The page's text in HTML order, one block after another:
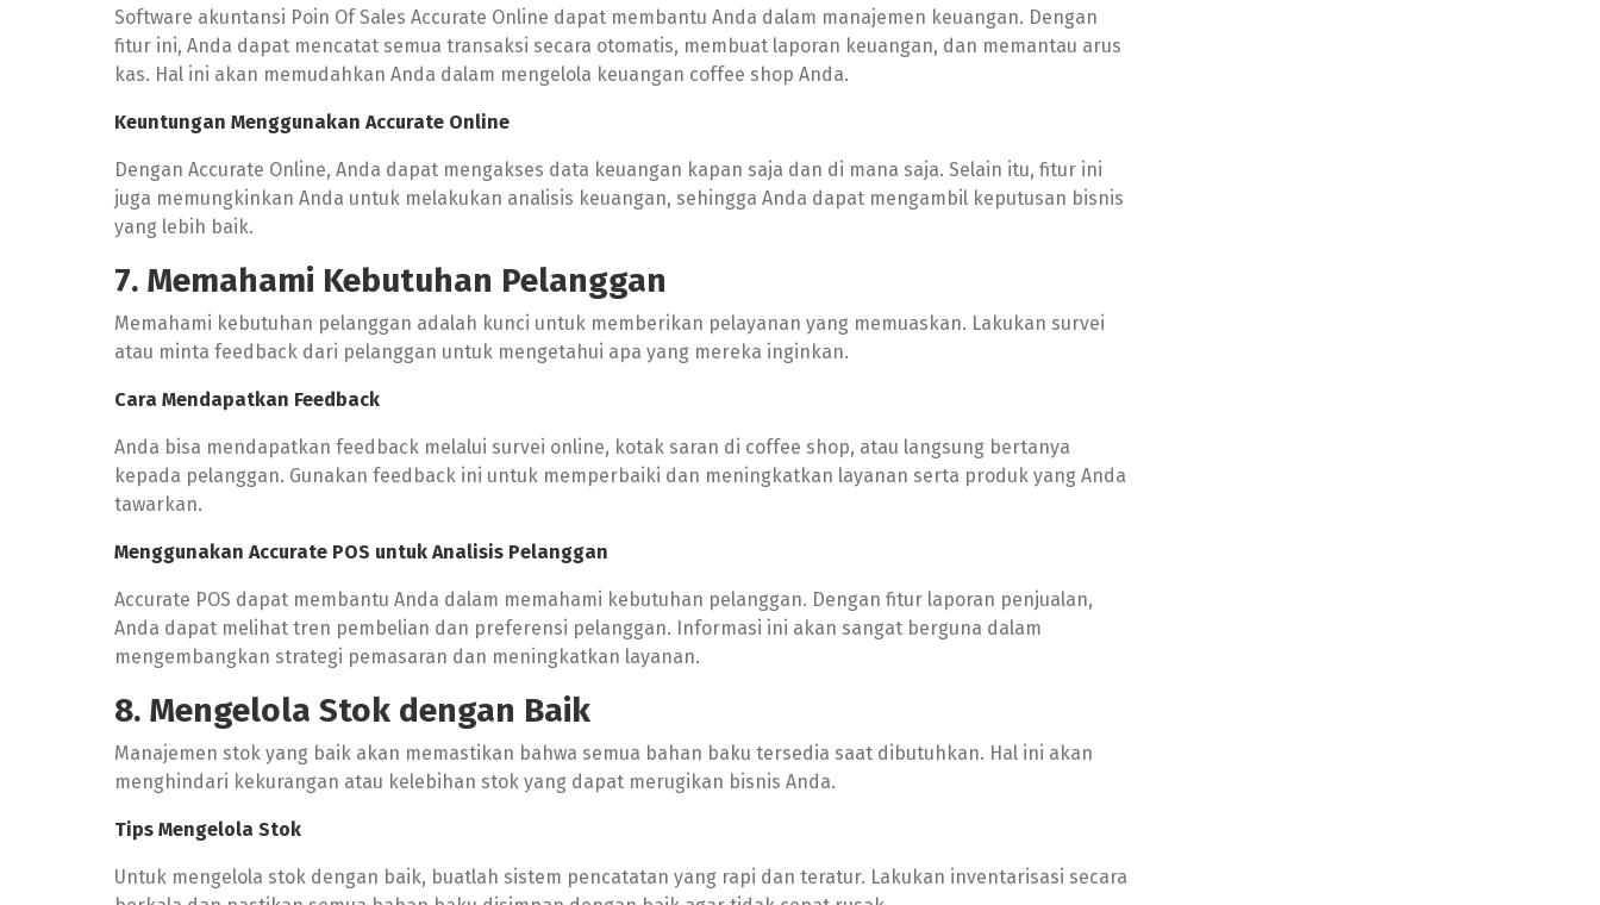
Software akuntansi Poin Of Sales Accurate Online dapat membantu Anda dalam manajemen keuangan. Dengan
fitur ini, Anda dapat mencatat semua transaksi secara otomatis, membuat laporan keuangan, dan memantau arus
kas. Hal ini akan memudahkan Anda dalam mengelola keuangan coffee shop Anda.
Keuntungan Menggunakan Accurate Online
Dengan Accurate Online, Anda dapat mengakses data keuangan kapan saja dan di mana saja. Selain itu, fitur ini
juga memungkinkan Anda untuk melakukan analisis keuangan, sehingga Anda dapat mengambil keputusan bisnis
yang lebih baik.
7. Memahami Kebutuhan Pelanggan
Memahami kebutuhan pelanggan adalah kunci untuk memberikan pelayanan yang memuaskan. Lakukan survei
atau minta feedback dari pelanggan untuk mengetahui apa yang mereka inginkan.
Cara Mendapatkan Feedback
Anda bisa mendapatkan feedback melalui survei online, kotak saran di coffee shop, atau langsung bertanya
kepada pelanggan. Gunakan feedback ini untuk memperbaiki dan meningkatkan layanan serta produk yang Anda
tawarkan.
Menggunakan Accurate POS untuk Analisis Pelanggan
Accurate POS dapat membantu Anda dalam memahami kebutuhan pelanggan. Dengan fitur laporan penjualan,
Anda dapat melihat tren pembelian dan preferensi pelanggan. Informasi ini akan sangat berguna dalam
mengembangkan strategi pemasaran dan meningkatkan layanan.
8. Mengelola Stok dengan Baik
Manajemen stok yang baik akan memastikan bahwa semua bahan baku tersedia saat dibutuhkan. Hal ini akan
menghindari kekurangan atau kelebihan stok yang dapat merugikan bisnis Anda.
Tips Mengelola Stok
Untuk mengelola stok dengan baik, buatlah sistem pencatatan yang rapi dan teratur. Lakukan inventarisasi secara